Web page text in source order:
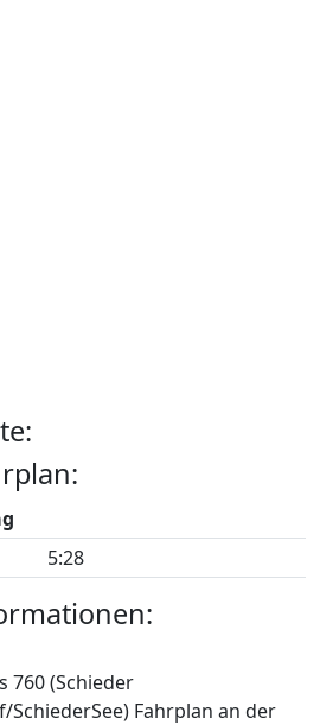
5:28
760 (Schieder
SchiederSee) Fahrplan an der